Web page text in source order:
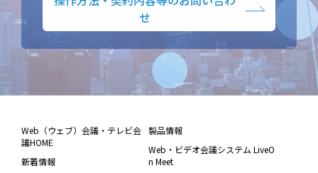
せ
Web（ウェブ）会議・テレビ会
議HOME
新着情報
製品情報
Web・ビデオ会議システム LiveO
n Meet